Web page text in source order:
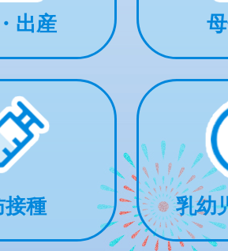
出産
種 乳幼